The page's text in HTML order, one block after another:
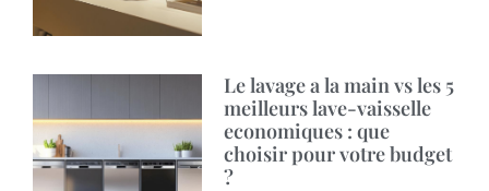
Le lavage a la main vs les 5
meilleurs lave-vaisselle
economiques : que
choisir pour votre budget
?